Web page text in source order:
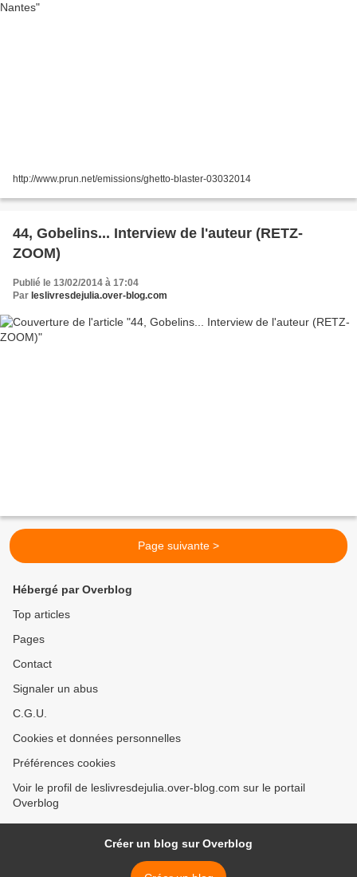
http://www.prun.net/emissions/ghetto-blaster-03032014
44, Gobelins... Interview de l'auteur (RETZ-
ZOOM)
Publié le 13/02/2014 à 17:04
Par leslivresdejulia.over-blog.com
Page suivante >
Hébergé par Overblog
Top articles
Pages
Contact
Signaler un abus
C.G.U.
Cookies et données personnelles
Préférences cookies
Voir le profil de leslivresdejulia.over-blog.com sur le portail
Overblog
Créer un blog sur Overblog